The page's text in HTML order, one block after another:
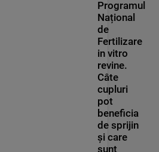
Programul
Național
de
Fertilizare
in vitro
revine.
Câte
cupluri
pot
beneficia
de sprijin
și care
sunt